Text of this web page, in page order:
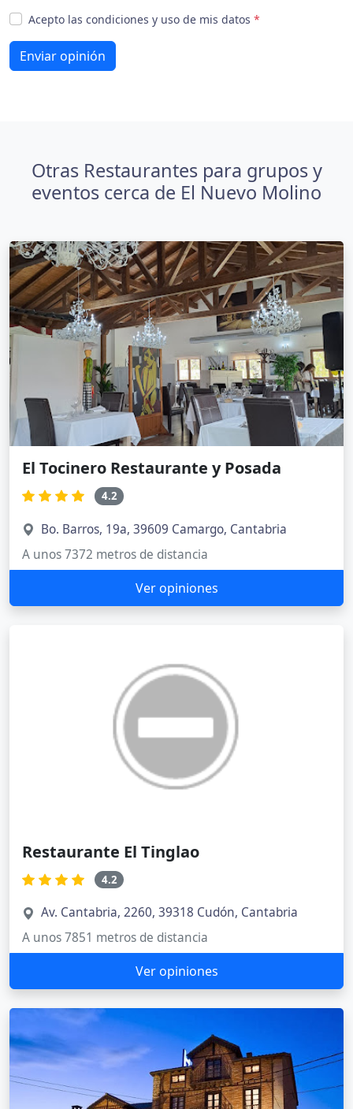
Acepto las condiciones y uso de mis datos *
Enviar opinión
Otras Restaurantes para grupos y
eventos cerca de El Nuevo Molino
El Tocinero Restaurante y Posada
4.2
Bo. Barros, 19a, 39609 Camargo, Cantabria
A unos 7372 metros de distancia
Ver opiniones
Restaurante El Tinglao
4.2
Av. Cantabria, 2260, 39318 Cudón, Cantabria
A unos 7851 metros de distancia
Ver opiniones